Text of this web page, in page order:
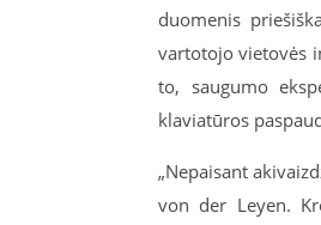
duomenis
vartotojo vietovės
to, saugumo
klaviatūros
„Nepaisant
von der Leyen.